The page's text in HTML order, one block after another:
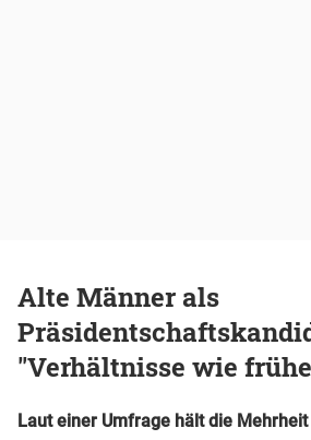
Alte Männer als
"Verhältnisse wie
Laut einer Umfrage hält die